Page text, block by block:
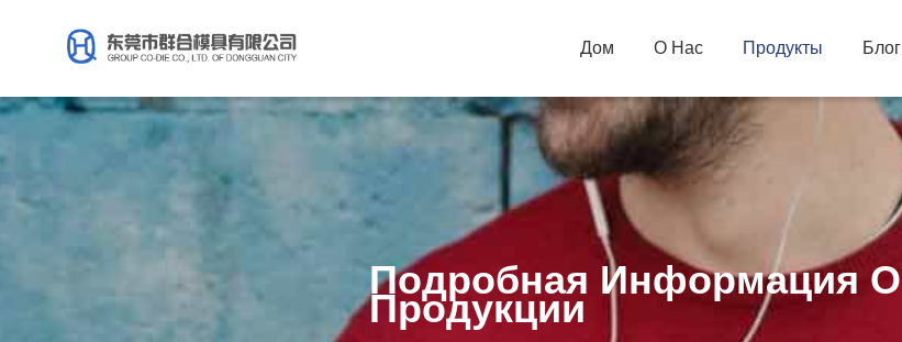
Дом О Нас Продукты Блог
Подробная Информация О
Продукции